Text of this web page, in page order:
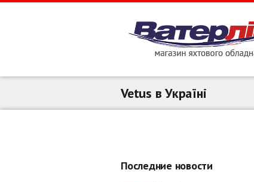
Vetus в Україні
Последние новости